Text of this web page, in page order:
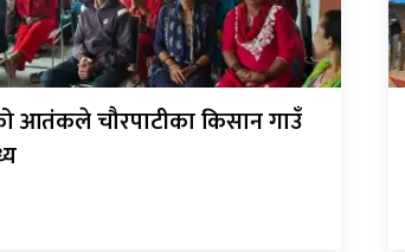
आतंकले चौरपाटीका किसान गाउँ